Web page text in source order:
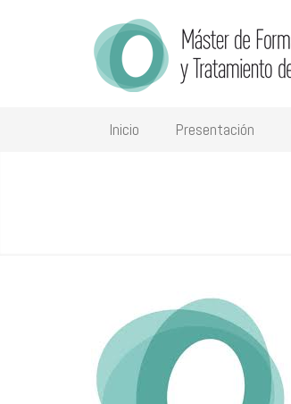
Inicio Presentación